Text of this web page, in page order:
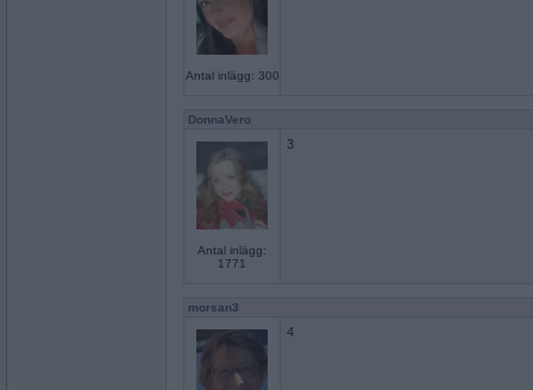
Antal inlägg: 300
DonnaVero
Antal inlägg:
1771
3
morsan3
4